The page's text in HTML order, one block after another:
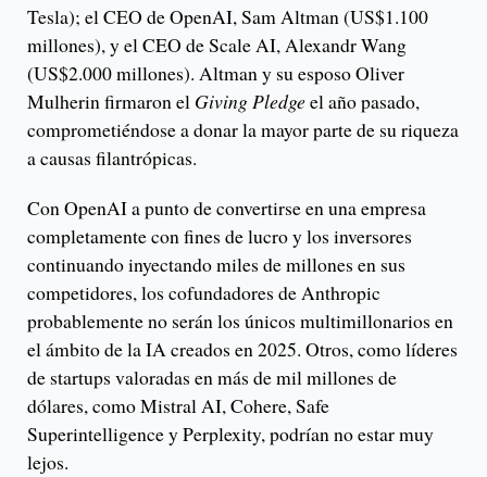
Tesla); el CEO de OpenAI, Sam Altman (US$1.100
millones), y el CEO de Scale AI, Alexandr Wang
(US$2.000 millones). Altman y su esposo Oliver
Mulherin firmaron el Giving Pledgeel año pasado,
comprometiéndose a donar la mayor parte de su riqueza
a causas filantrópicas.
Con OpenAI a punto de convertirse en una empresa
completamente con fines de lucro y los inversores
continuando inyectando miles de millones en sus
competidores, los cofundadores de Anthropic
probablemente no serán los únicos multimillonarios en
el ámbito de la IA creados en 2025. Otros, como líderes
de startups valoradas en más de mil millones de
dólares, como Mistral AI, Cohere, Safe
Superintelligence y Perplexity, podrían no estar muy
lejos.